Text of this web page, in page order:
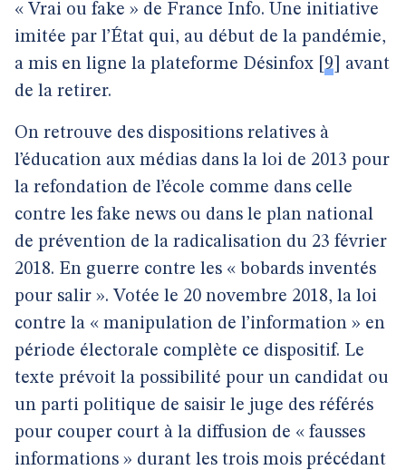
« Vrai ou fake » de France Info. Une initiative
imitée par l’État qui, au début de la pandémie,
a mis en ligne la plateforme Désinfox 9
avant
de la retirer.
On retrouve des dispositions relatives à
l’éducation aux médias dans la loi de 2013 pour
la refondation de l’école comme dans celle
contre les fake news ou dans le plan national
de prévention de la radicalisation du 23 février
2018. En guerre contre les « bobards inventés
pour salir ». Votée le 20 novembre 2018, la loi
contre la « manipulation de l’information » en
période électorale complète ce dispositif. Le
texte prévoit la possibilité pour un candidat ou
un parti politique de saisir le juge des référés
pour couper court à la diffusion de « fausses
informations » durant les trois mois précédant